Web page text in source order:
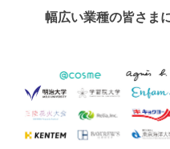
幅広い業種の皆さま